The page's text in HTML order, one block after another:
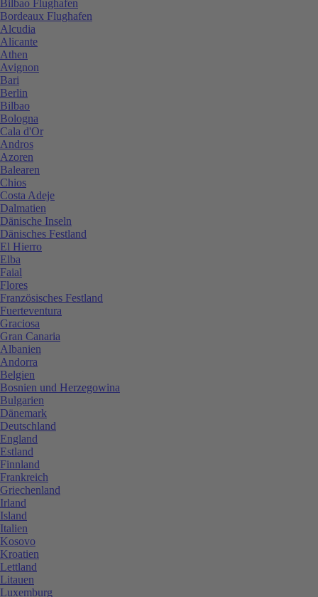
Bilbao Flughafen
Bordeaux Flughafen
Alcudia
Alicante
Athen
Avignon
Bari
Berlin
Bilbao
Bologna
Cala d'Or
Andros
Azoren
Balearen
Chios
Costa Adeje
Dalmatien
Dänische Inseln
Dänisches Festland
El Hierro
Elba
Faial
Flores
Französisches Festland
Fuerteventura
Graciosa
Gran Canaria
Albanien
Andorra
Belgien
Bosnien und Herzegowina
Bulgarien
Dänemark
Deutschland
England
Estland
Finnland
Frankreich
Griechenland
Irland
Island
Italien
Kosovo
Kroatien
Lettland
Litauen
Luxemburg